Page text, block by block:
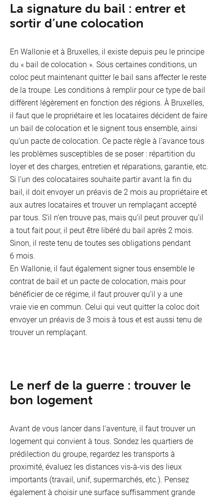
VOO
La signature du bail : entrer et
sortir d’une colocation
En Wallonie et à Bruxelles, il existe depuis peu le principe
du « bail de colocation ». Sous certaines conditions, un
coloc peut maintenant quitter le bail sans affecter le reste
de la troupe. Les conditions à remplir pour ce type de bail
diffèrent légèrement en fonction des régions. À Bruxelles,
il faut que le propriétaire et les locataires décident de faire
un bail de colocation et le signent tous ensemble, ainsi
qu’un pacte de colocation. Ce pacte règle à l’avance tous
les problèmes susceptibles de se poser : répartition du
loyer et des charges, entretien et réparations, garantie, etc.
Si l’un des colocataires souhaite partir avant la fin du
bail, il doit envoyer un préavis de 2 mois au propriétaire et
aux autres locataires et trouver un remplaçant accepté
par tous. S’il n’en trouve pas, mais qu’il peut prouver qu’il
a tout fait pour, il peut être libéré du bail après 2 mois.
Sinon, il reste tenu de toutes ses obligations pendant
6 mois.
En Wallonie, il faut également signer tous ensemble le
contrat de bail et un pacte de colocation, mais pour
bénéficier de ce régime, il faut prouver qu’il y a une
vraie vie en commun. Celui qui veut quitter la coloc doit
envoyer un préavis de 3 mois à tous et est aussi tenu de
trouver un remplaçant.
Le nerf de la guerre : trouver le
bon logement
Avant de vous lancer dans l’aventure, il faut trouver un
logement qui convient à tous. Sondez les quartiers de
prédilection du groupe, regardez les transports à
proximité, évaluez les distances vis-à-vis des lieux
importants (travail, unif, supermarchés, etc.). Pensez
également à choisir une surface suffisamment grande